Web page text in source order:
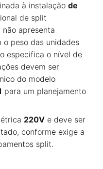
à instalação de
de split
apresenta
o peso das unidades
especifica o nível de
devem ser
do modelo
para um planejamento
220V e deve ser
conforme exige a
split.